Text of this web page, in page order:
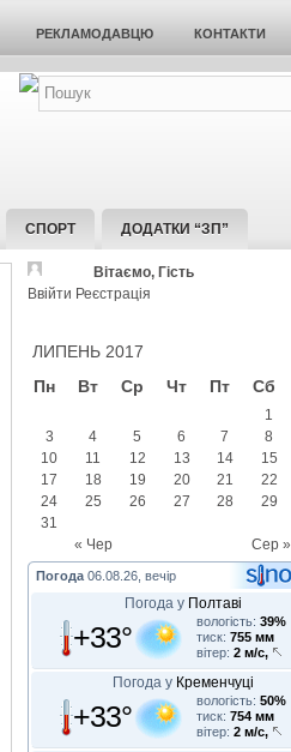
РЕКЛАМОДАВЦЮ КОНТАКТИ
СПОРТ ДОДАТКИ “ЗП”
Вітаємо, Гість
Ввійти Реєстрація
ЛИПЕНЬ 2017
Пн
Вт Ср Чт Пт Сб
« Чер Сер »
1
3
4 5 6 7 8
10
11 12 13 14 15
17
18 19 20 21 22
24
25 26 27 28 29
31
Погода 06.08.26, вечір
Погода у Полтаві
+33° вологість: 39%
тиск: 755 мм
вітер: 2 м/с,
Погода у Кременчуці
+33° вологість: 50%
тиск: 754 мм
вітер: 2 м/с,